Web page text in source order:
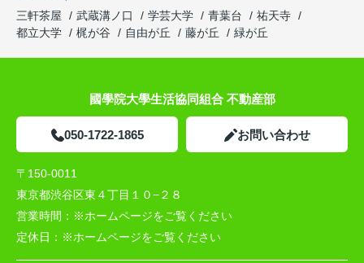
三軒茶屋
武蔵溝ノ口 学芸大学 青葉台
祐天寺
都立大学
梶が谷 自由が丘 藤が丘 緑が丘
國學院大學生活協同組合 不動産部
050-1722-1865 お問い合わせ
〒150-0011
東京都渋谷区東４丁目１０−２８
営業時間： ※ホームページをご覧ください
定休日： ※ホームページをご覧ください